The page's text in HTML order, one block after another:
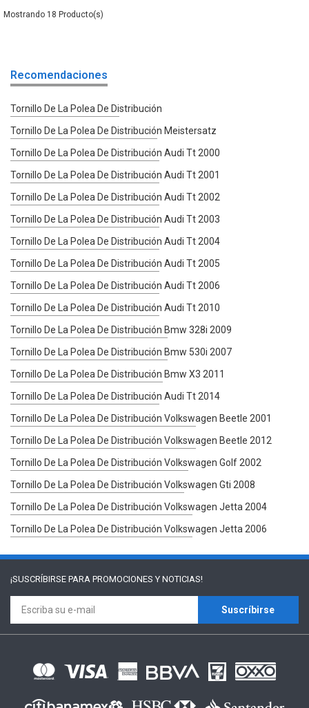
18
Recomendaciones
Tornillo De La Polea De Distribución
Tornillo De La Polea De Distribución Meistersatz
Tornillo De La Polea De Distribución Audi Tt 2000
Tornillo De La Polea De Distribución Audi Tt 2001
Tornillo De La Polea De Distribución Audi Tt 2002
Tornillo De La Polea De Distribución Audi Tt 2003
Tornillo De La Polea De Distribución Audi Tt 2004
Tornillo De La Polea De Distribución Audi Tt 2005
Tornillo De La Polea De Distribución Audi Tt 2006
Tornillo De La Polea De Distribución Audi Tt 2010
Tornillo De La Polea De Distribución Bmw 328i 2009
Tornillo De La Polea De Distribución Bmw 530i 2007
Tornillo De La Polea De Distribución Bmw X3 2011
Tornillo De La Polea De Distribución Audi Tt 2014
Tornillo De La Polea De Distribución Volkswagen Beetle 2001
Tornillo De La Polea De Distribución Volkswagen Beetle 2012
Tornillo De La Polea De Distribución Volkswagen Golf 2002
Tornillo De La Polea De Distribución Volkswagen Gti 2008
Tornillo De La Polea De Distribución Volkswagen Jetta 2004
Tornillo De La Polea De Distribución Volkswagen Jetta 2006
¡SUSCRÍBIRSE PARA PROMOCIONES Y NOTICIAS!
Suscríbirse